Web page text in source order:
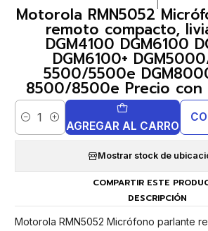
Motorola RMN5052
remoto compacto,
DGM4100 DGM6100
DGM6100+
5500/5500e
8500/8500e Precio con
Cantidad AGREGAR AL CARRO
Mostrar stock de
COMPARTIR ESTE
DESCRIPCIÓN
Motorola RMN5052 Micrófono parlante